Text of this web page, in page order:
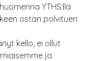
YTHS:llä
ostan polvituen
kello, ei ollut
ja